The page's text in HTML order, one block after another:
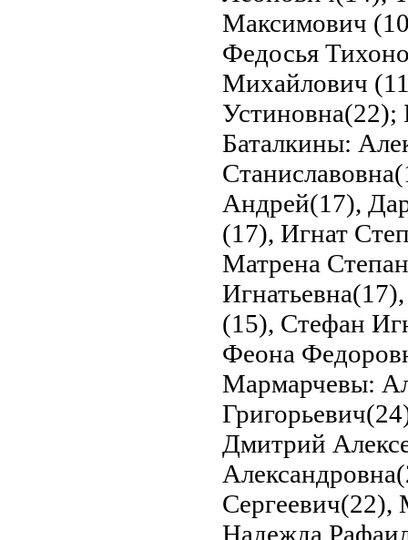
Максимович
Федосья
Михайлович
Устиновна(22);
Баталкины:
Андрей(17),
(17), Игнат
Матрена
(15), Стефан
Феона
Мармарчевы:
Дмитрий
Надежда